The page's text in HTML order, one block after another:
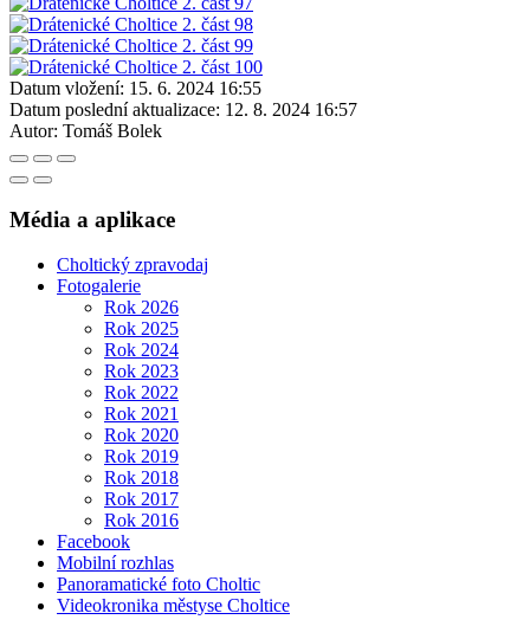
Datum vložení: 15. 6. 2024 16:55
Datum poslední aktualizace: 12. 8. 2024 16:57
Autor: Tomáš Bolek
Média a aplikace
Choltický zpravodaj
Fotogalerie
Rok 2026
Rok 2025
Rok 2024
Rok 2023
Rok 2022
Rok 2021
Rok 2020
Rok 2019
Rok 2018
Rok 2017
Rok 2016
Facebook
Mobilní rozhlas
Panoramatické foto Choltic
Videokronika městyse Choltice